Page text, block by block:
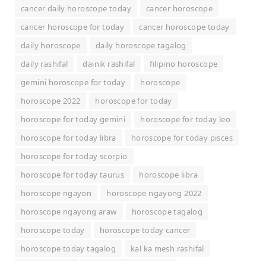
cancer daily horoscope today
cancer horoscope
cancer horoscope for today
cancer horoscope today
daily horoscope
daily horoscope tagalog
daily rashifal
dainik rashifal
filipino horoscope
gemini horoscope for today
horoscope
horoscope 2022
horoscope for today
horoscope for today gemini
horoscope for today leo
horoscope for today libra
horoscope for today pisces
horoscope for today scorpio
horoscope for today taurus
horoscope libra
horoscope ngayon
horoscope ngayong 2022
horoscope ngayong araw
horoscope tagalog
horoscope today
horoscope today cancer
horoscope today tagalog
kal ka mesh rashifal